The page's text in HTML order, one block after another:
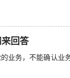
回答
业务，不能确认业